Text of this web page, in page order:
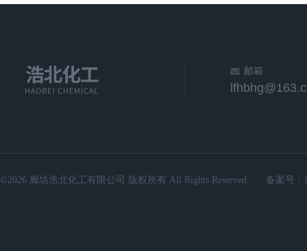
邮箱
©2026 廊坊浩北化工有限公司 版权所有 All Rights Reserved. 备案号：